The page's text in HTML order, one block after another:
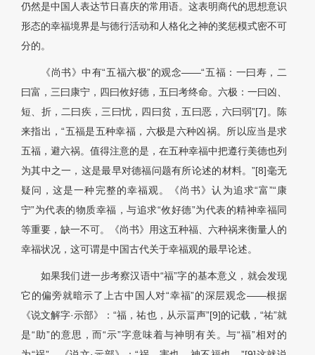
仍然是中国人表达节日喜庆的常用语。这表明商代的思想意识
形态的幸福境界是与德行活动和人格化之神的奖惩模式密不可
分的。
《尚书》中有“五福六极”的观念——“五福：一曰寿，二
曰富，三曰康宁，四曰攸好德，五曰考终命。六极：一曰凶、
短、折，二曰疾，三曰忧，四曰贫，五曰恶，六曰弱”[7]。陈
来指出，“五福是五种幸福，六极是六种凶祸。所以应当是求
五福，避六祸。值得注意的是，在五种幸福中把遵行美德也列
为其中之一，这是最早对德福问题有所论述的材料。”[8]毫无
疑问，这是一种完整的幸福观。《尚书》认为追求“富”“康
宁”为代表的物质幸福，与追求“攸好德”为代表的精神幸福同
等重要，缺一不可。《尚书》用这五种福、六种祸来衡量人的
幸福状况，这可谓是中国古代关于幸福观的最早论述。
如果我们进一步考察汉语中“福”字的基本意义，就会发现
它的偏旁就暗示了上古中国人对“幸福”的深层观念——根据
《说文解字·示部》：“福，祐也，从示畐声”[9]的记载，“祐”就
是“助”的意思，而“示”字意味着与神明有关。与“福”相对的